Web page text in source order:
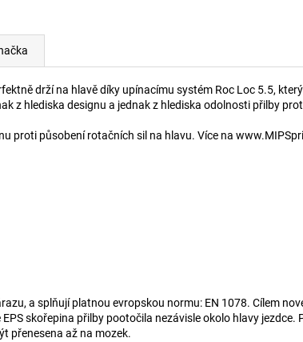
drží na hlavě díky upínacímu systém Roc Loc 5.5,
z hlediska designu a jednak z hlediska odolnosti přilby
proti působení rotačních sil na hlavu. Více na
a splňují platnou evropskou normu: EN 1078. Cílem
skořepina přilby pootočila nezávisle okolo hlavy
přenesena až na mozek.